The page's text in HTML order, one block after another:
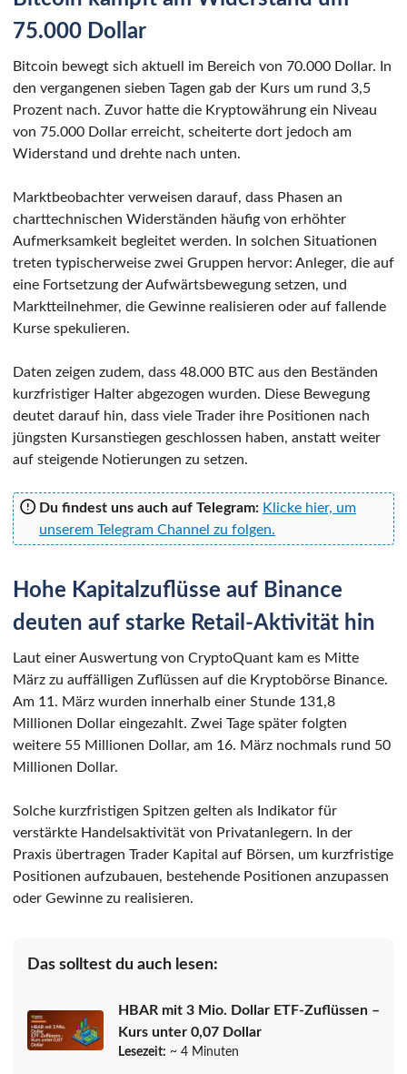
75.000 Dollar
Bitcoin bewegt sich aktuell im Bereich von 70.000 Dollar. In
den vergangenen sieben Tagen gab der Kurs um rund 3,5
Prozent nach. Zuvor hatte die Kryptowährung ein Niveau
von 75.000 Dollar erreicht, scheiterte dort jedoch am
Widerstand und drehte nach unten.
Marktbeobachter verweisen darauf, dass Phasen an
charttechnischen Widerständen häufig von erhöhter
Aufmerksamkeit begleitet werden. In solchen Situationen
treten typischerweise zwei Gruppen hervor: Anleger, die auf
eine Fortsetzung der Aufwärtsbewegung setzen, und
Marktteilnehmer, die Gewinne realisieren oder auf fallende
Kurse spekulieren.
Daten zeigen zudem, dass 48.000 BTC aus den Beständen
kurzfristiger Halter abgezogen wurden. Diese Bewegung
deutet darauf hin, dass viele Trader ihre Positionen nach
jüngsten Kursanstiegen geschlossen haben, anstatt weiter
auf steigende Notierungen zu setzen.
Du findest uns auch auf Telegram: Klicke hier, um
unserem Telegram Channel zu folgen.
Hohe Kapitalzuflüsse auf Binance
deuten auf starke Retail-Aktivität hin
Laut einer Auswertung von CryptoQuant kam es Mitte
März zu auffälligen Zuflüssen auf die Kryptobörse Binance.
Am 11. März wurden innerhalb einer Stunde 131,8
Millionen Dollar eingezahlt. Zwei Tage später folgten
weitere 55 Millionen Dollar, am 16. März nochmals rund 50
Millionen Dollar.
Solche kurzfristigen Spitzen gelten als Indikator für
verstärkte Handelsaktivität von Privatanlegern. In der
Praxis übertragen Trader Kapital auf Börsen, um kurzfristige
Positionen aufzubauen, bestehende Positionen anzupassen
oder Gewinne zu realisieren.
Das solltest du auch lesen:
HBAR mit 3 Mio. Dollar ETF-Zuflüssen –
Kurs unter 0,07 Dollar
Lesezeit: ~ 4 Minuten